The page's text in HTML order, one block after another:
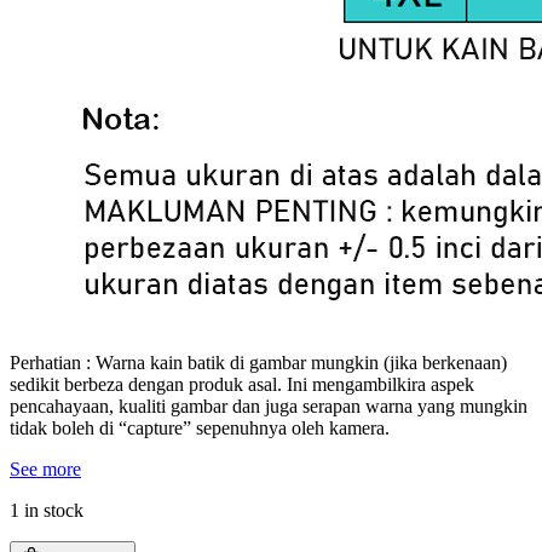
Perhatian : Warna kain batik di gambar mungkin (jika berkenaan)
sedikit berbeza dengan produk asal. Ini mengambilkira aspek
pencahayaan, kualiti gambar dan juga serapan warna yang mungkin
tidak boleh di “capture” sepenuhnya oleh kamera.
See more
1 in stock